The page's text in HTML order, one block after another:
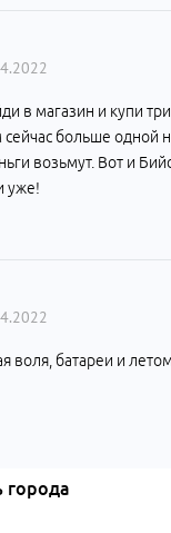
в магазин и купи
сейчас больше одной
возьмут. Вот и
уже!
воля, батареи и
города